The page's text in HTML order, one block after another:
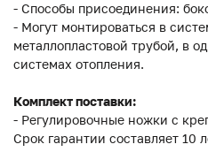
- Способы присоединения:
- Могут монтироваться в
металлопластовой трубой, в
системах отопления.
Комплект поставки:
- Регулировочные ножки с
Срок гарантии составляет 10